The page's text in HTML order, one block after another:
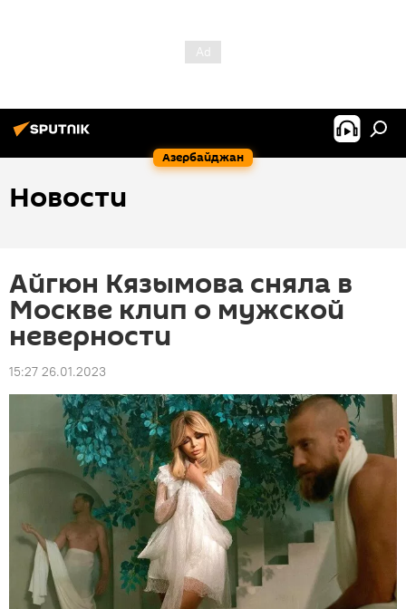
Азербайджан
Новости
Айгюн Кязымова сняла в
Москве клип о мужской
неверности
15:27 26.01.2023